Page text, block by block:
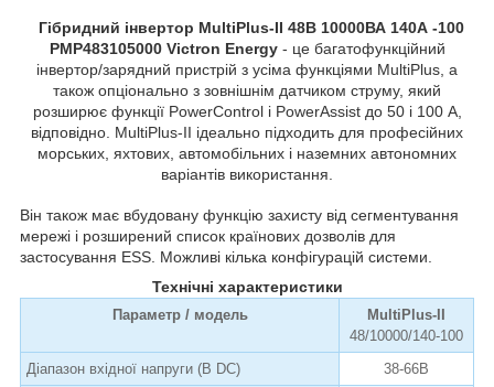
Гібридний інвертор MultiPlus-II 48В 10000ВА 140А -100
PMP483105000 Victron Energy - це багатофункційний
інвертор/зарядний пристрій з усіма функціями MultiPlus, а
також опціонально з зовнішнім датчиком струму, який
розширює функції PowerControl і PowerAssist до 50 і 100 А,
відповідно. MultiPlus-II ідеально підходить для професійних
морських, яхтових, автомобільних і наземних автономних
варіантів використання.
Він також має вбудовану функцію захисту від сегментування
мережі і розширений список країнових дозволів для
застосування ESS. Можливі кілька конфігурацій системи.
Технічні характеристики
Параметр / модель
MultiPlus-II
48/10000/140-100
Діапазон вхідної напруги (В DC)
38-66В